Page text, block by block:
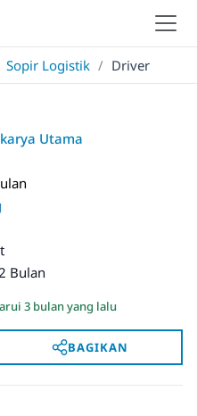
Sopir Logistik / Driver
Utama
Bulan
3 bulan yang lalu
BAGIKAN